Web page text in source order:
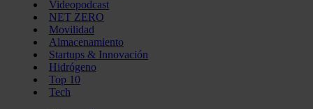
Videopodcast
NET ZERO
Movilidad
Almacenamiento
Startups & Innovación
Hidrógeno
Top 10
Tech